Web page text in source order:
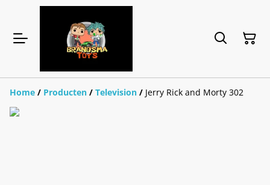
Home / Producten / Television / Jerry Rick and Morty 302